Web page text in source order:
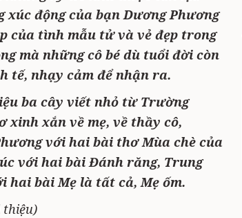
xúc động của bạn Dương Phương
của tình mẫu tử và vẻ đẹp trong
mà những cô bé dù tuổi đời còn
tế, nhạy cảm để nhận ra.
ba cây viết nhỏ từ Trường
xinh xắn về mẹ, về thầy cô,
với hai bài thơ Mùa chè của
với hai bài Đánh răng, Trung
hai bài Mẹ là tất cả, Mẹ ốm.
thiệu)